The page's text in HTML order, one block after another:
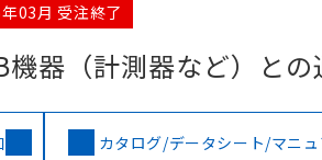
03月 受注終了
機器（計測器など）と
カタログ/データシート/マニ